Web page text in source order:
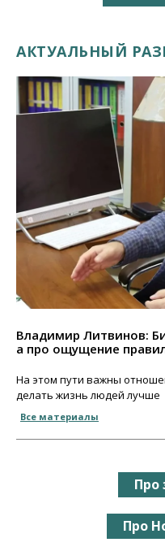
АКТУАЛЬНЫЙ
Владимир Литвинов:
а про ощущение
На этом пути важны
делать жизнь людей лучше
Все материалы
Про
Про